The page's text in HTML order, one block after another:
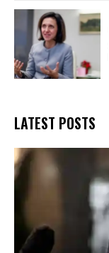
LATEST POSTS